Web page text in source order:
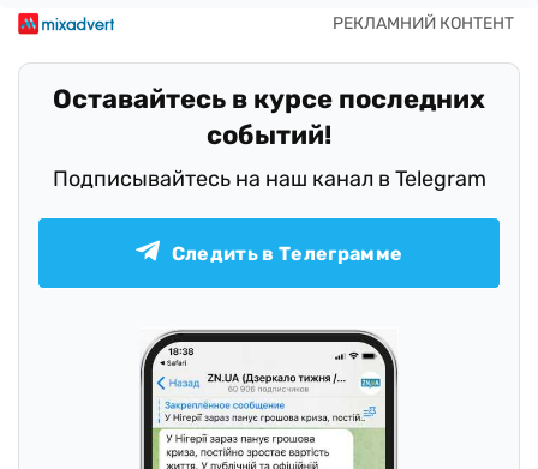
Оставайтесь в курсе последних
событий!
Подписывайтесь на наш канал в Telegram
Следить в Телеграмме